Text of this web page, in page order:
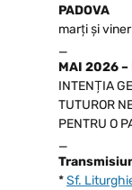
PADOVA
marți și
_
MAI 2026 –
INTENȚIA
TUTUROR
PENTRU O
_
*Sf.